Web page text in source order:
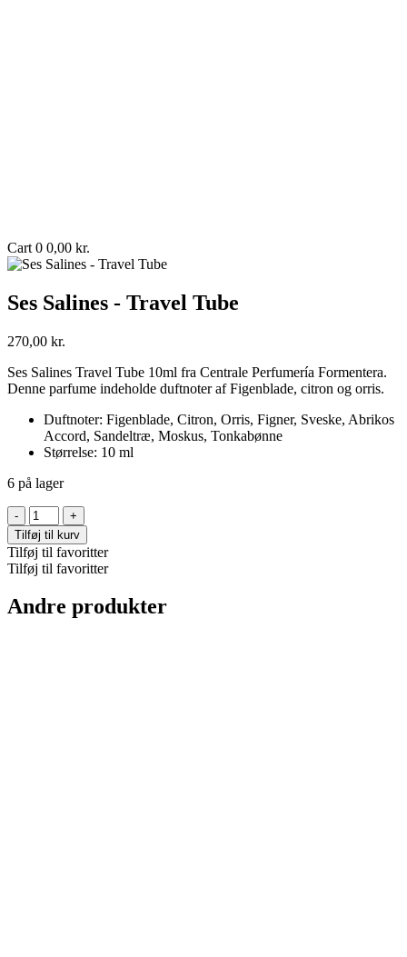
Cart 0 0,00 kr.
Ses Salines - Travel Tube
270,00 kr.
Ses Salines Travel Tube 10ml fra Centrale Perfumería Formentera.
Denne parfume indeholde duftnoter af Figenblade, citron og orris.
Duftnoter: Figenblade, Citron, Orris, Figner, Sveske, Abrikos
Accord, Sandeltræ, Moskus, Tonkabønne
Størrelse: 10 ml
6 på lager
Ses
Salines
-
Travel
Tube
antal
Tilføj til kurv
Tilføj til favoritter
Tilføj til favoritter
Andre produkter